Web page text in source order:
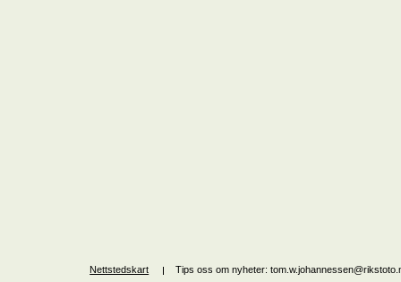
Nettstedskart Tips oss om nyheter: